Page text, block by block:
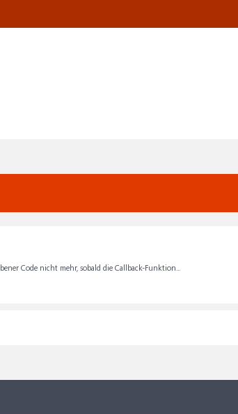
Code nicht mehr, sobald die Callback-Funktion...